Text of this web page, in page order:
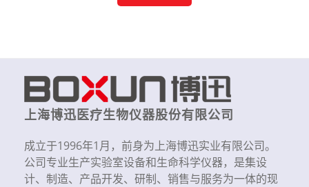
上海博迅医疗生物仪器股份有限公司
成立于1996年1月，前身为上海博迅实业有限公司。
公司专业生产实验室设备和生命科学仪器，是集设
计、制造、产品开发、研制、销售与服务为一体的现